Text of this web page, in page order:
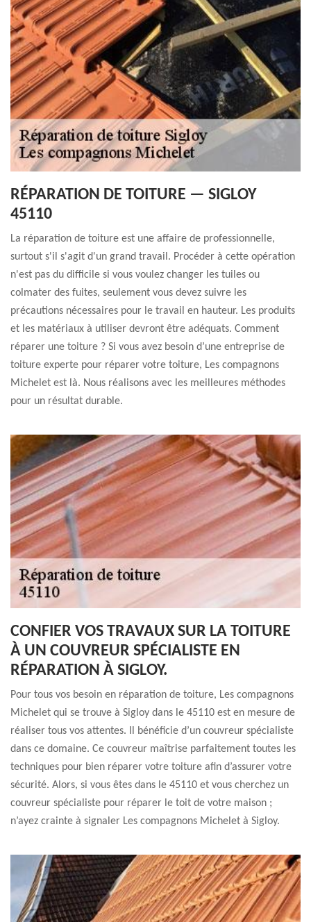
RÉPARATION DE TOITURE — SIGLOY
45110
La réparation de toiture est une affaire de professionnelle,
surtout s'il s'agit d'un grand travail. Procéder à cette opération
n'est pas du difficile si vous voulez changer les tuiles ou
colmater des fuites, seulement vous devez suivre les
précautions nécessaires pour le travail en hauteur. Les produits
et les matériaux à utiliser devront être adéquats. Comment
réparer une toiture ? Si vous avez besoin d’une entreprise de
toiture experte pour réparer votre toiture, Les compagnons
Michelet est là. Nous réalisons avec les meilleures méthodes
pour un résultat durable.
CONFIER VOS TRAVAUX SUR LA TOITURE
À UN COUVREUR SPÉCIALISTE EN
RÉPARATION À SIGLOY.
Pour tous vos besoin en réparation de toiture, Les compagnons
Michelet qui se trouve à Sigloy dans le 45110 est en mesure de
réaliser tous vos attentes. Il bénéficie d’un couvreur spécialiste
dans ce domaine. Ce couvreur maîtrise parfaitement toutes les
techniques pour bien réparer votre toiture afin d’assurer votre
sécurité. Alors, si vous êtes dans le 45110 et vous cherchez un
couvreur spécialiste pour réparer le toit de votre maison ;
n’ayez crainte à signaler Les compagnons Michelet à Sigloy.